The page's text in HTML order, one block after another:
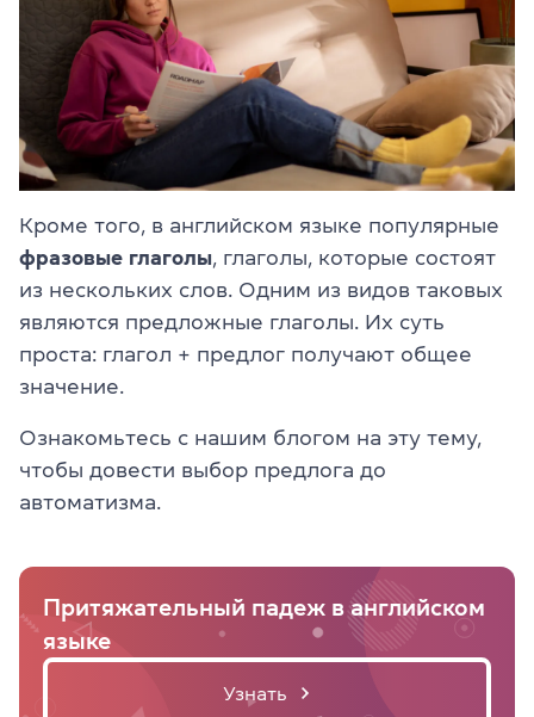
Кроме того, в английском языке популярные
фразовые глаголы, глаголы, которые состоят
из нескольких слов. Одним из видов таковых
являются предложные глаголы. Их суть
проста: глагол + предлог получают общее
значение.
Ознакомьтесь с нашим блогом на эту тему,
чтобы довести выбор предлога до
автоматизма.
Притяжательный падеж в английском
языке
Узнать